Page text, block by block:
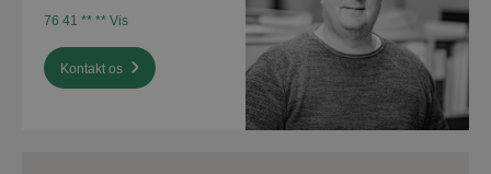
76 41 ** ** Vis
Kontakt os